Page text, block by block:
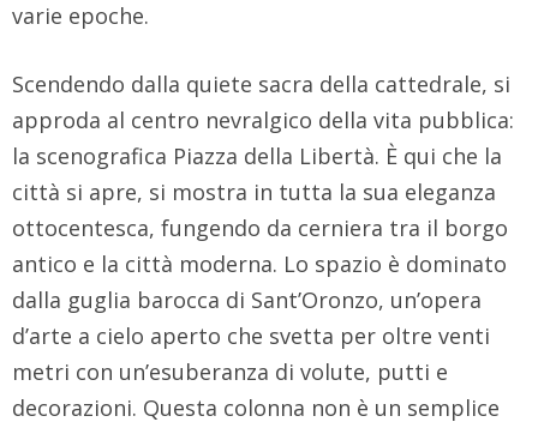
varie epoche.
Scendendo dalla quiete sacra della cattedrale, si
approda al centro nevralgico della vita pubblica:
la scenografica Piazza della Libertà. È qui che la
città si apre, si mostra in tutta la sua eleganza
ottocentesca, fungendo da cerniera tra il borgo
antico e la città moderna. Lo spazio è dominato
dalla guglia barocca di Sant’Oronzo, un’opera
d’arte a cielo aperto che svetta per oltre venti
metri con un’esuberanza di volute, putti e
decorazioni. Questa colonna non è un semplice